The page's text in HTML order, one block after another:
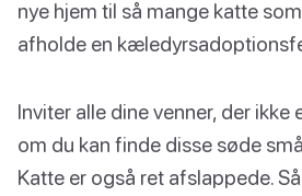
nye hjem til så mange katte
afholde en
Inviter alle dine venner, der ikke
om du kan finde disse søde
Katte er også ret afslappede.